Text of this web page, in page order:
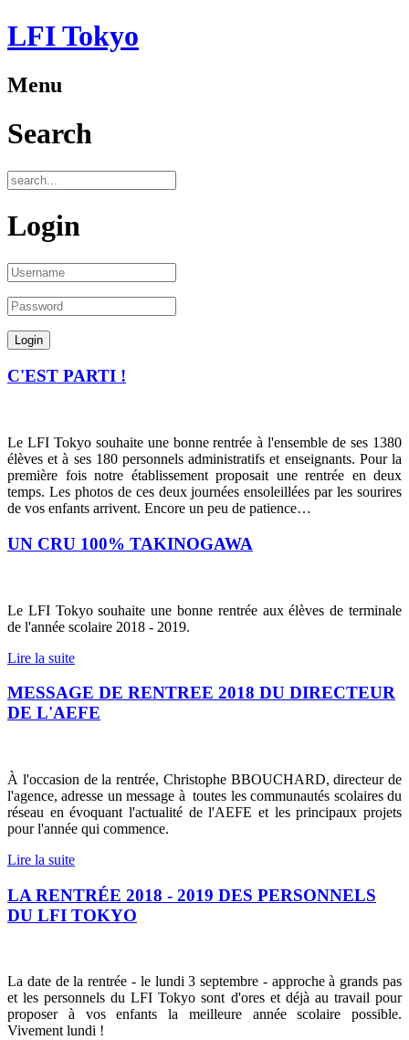
LFI Tokyo
Menu
Search
Login
C'EST PARTI !
Le LFI Tokyo souhaite une bonne rentrée à l'ensemble de ses 1380
élèves et à ses 180 personnels administratifs et enseignants. Pour la
première fois notre établissement proposait une rentrée en deux
temps. Les photos de ces deux journées ensoleillées par les sourires
de vos enfants arrivent. Encore un peu de patience…
UN CRU 100% TAKINOGAWA
Le LFI Tokyo souhaite une bonne rentrée aux élèves de terminale
de l'année scolaire 2018 - 2019.
Lire la suite
MESSAGE DE RENTREE 2018 DU DIRECTEUR
DE L'AEFE
À l'occasion de la rentrée, Christophe BBOUCHARD, directeur de
l'agence, adresse un message à toutes les communautés scolaires du
réseau en évoquant l'actualité de l'AEFE et les principaux projets
pour l'année qui commence.
Lire la suite
LA RENTRÉE 2018 - 2019 DES PERSONNELS
DU LFI TOKYO
La date de la rentrée - le lundi 3 septembre - approche à grands pas
et les personnels du LFI Tokyo sont d'ores et déjà au travail pour
proposer à vos enfants la meilleure année scolaire possible.
Vivement lundi !